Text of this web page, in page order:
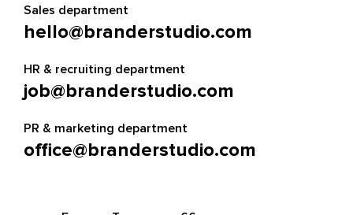
Sales department
hello@branderstudio.com
HR & recruiting department
job@branderstudio.com
PR & marketing department
office@branderstudio.com